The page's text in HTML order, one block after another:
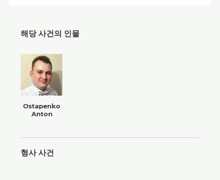
해당 사건의 인물
Ostapenko
Anton
형사 사건